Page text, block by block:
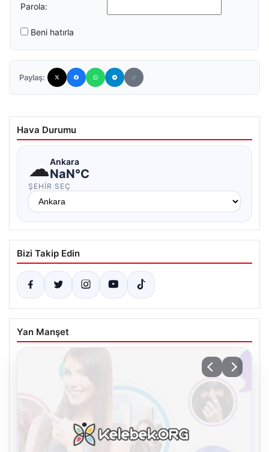
Parola:
Beni hatırla
Paylaş:
Hava Durumu
☁Ankara
NaN°C
ŞEHIR SEÇ
Bizi Takip Edin
Yan Manşet